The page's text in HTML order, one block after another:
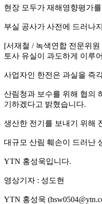
현장 모두가 재해영향평가
부실 공사가 사전에 드러나
[서재철 / 녹색연합 전문위
토사 유실이 과도하게 이루
사업자인 한전은 과실을 즉
산림청과 보수를 위해 협의
기하겠다고 밝혔습니다.
생산한 전기를 보내기 위해
대규모 산림 훼손이 드러난
YTN 홍성욱입니다.
영상기자 : 성도현
YTN 홍성욱